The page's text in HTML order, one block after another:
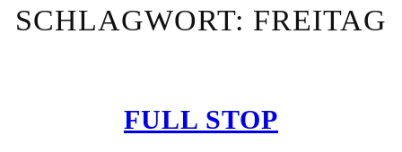
SCHLAGWORT: FREITAG
FULL STOP